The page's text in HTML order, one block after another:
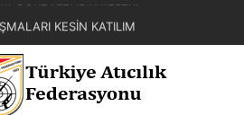
SERİLERİ VE ŞEMALAR